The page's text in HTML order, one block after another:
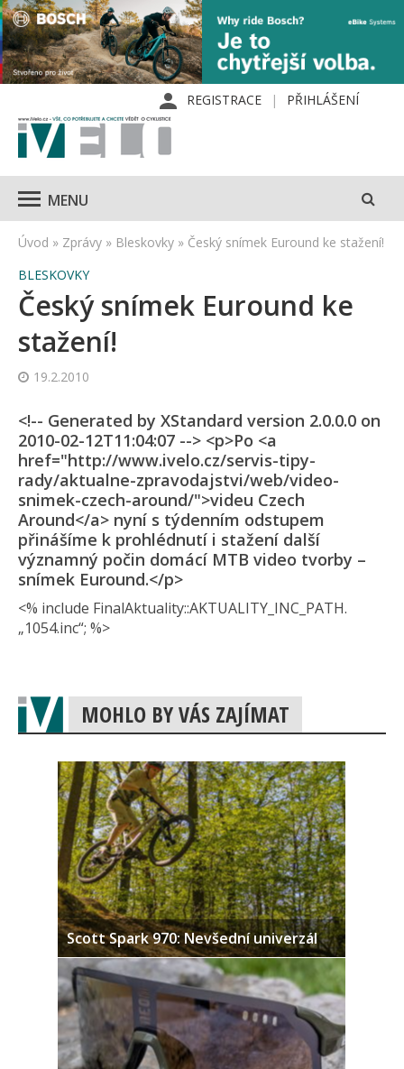
REGISTRACE PŘIHLÁŠENÍ
MENU
Úvod » Zprávy » Bleskovky » Český snímek Euround ke stažení!
BLESKOVKY
Český snímek Euround ke
stažení!
19.2.2010
<!-- Generated by XStandard version 2.0.0.0 on
2010-02-12T11:04:07 --> <p>Po <a
href="http://www.ivelo.cz/servis-tipy-
rady/aktualne-zpravodajstvi/web/video-
snimek-czech-around/">videu Czech
Around</a> nyní s týdenním odstupem
přinášíme k prohlédnutí i stažení další
významný počin domácí MTB video tvorby –
snímek Euround.</p>
<% include FinalAktuality::AK­TUALITY_INC_PAT­H.
„1054.inc“; %>
MOHLO BY VÁS ZAJÍMAT
Scott Spark 970: Nevšední univerzál